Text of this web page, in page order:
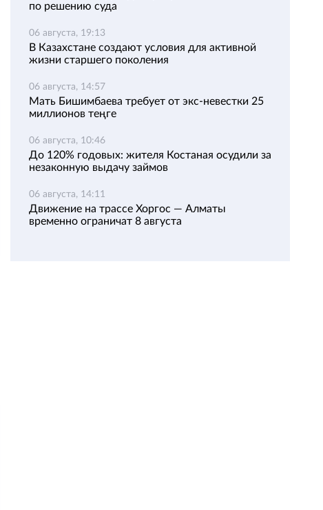
по решению суда
06 августа, 19:13
В Казахстане создают условия для активной
жизни старшего поколения
06 августа, 14:57
Мать Бишимбаева требует от экс-невестки 25
миллионов теңге
06 августа, 10:46
До 120% годовых: жителя Костаная осудили за
незаконную выдачу займов
06 августа, 14:11
Движение на трассе Хоргос — Алматы
временно ограничат 8 августа